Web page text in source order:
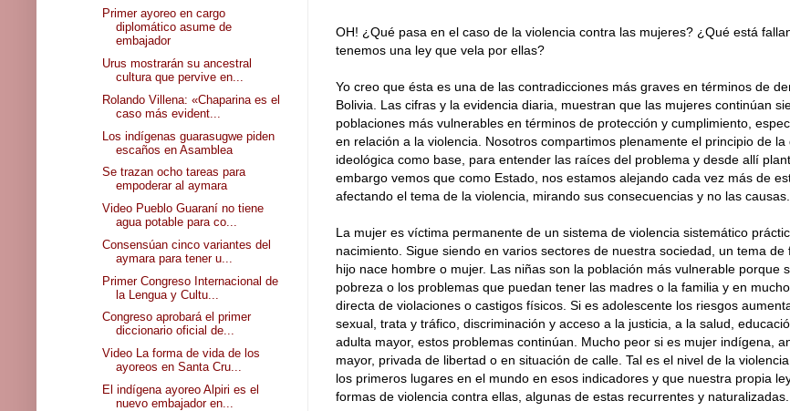
OH! ¿Qué pasa en el caso de la violencia contra las mujeres? ¿Qué está
tenemos una ley que vela por ellas?
Yo creo que ésta es una de las contradicciones más graves en términos de
Bolivia. Las cifras y la evidencia diaria, muestran que las mujeres continúan
poblaciones más vulnerables en términos de protección y cumplimiento,
en relación a la violencia. Nosotros compartimos plenamente el principio de la
ideológica como base, para entender las raíces del problema y desde allí
embargo vemos que como Estado, nos estamos alejando cada vez más de
afectando el tema de la violencia, mirando sus consecuencias y no las causas.
La mujer es víctima permanente de un sistema de violencia sistemático
nacimiento. Sigue siendo en varios sectores de nuestra sociedad, un tema de
hijo nace hombre o mujer. Las niñas son la población más vulnerable porque
pobreza o los problemas que puedan tener las madres o la familia y en
directa de violaciones o castigos físicos. Si es adolescente los riesgos
sexual, trata y tráfico, discriminación y acceso a la justicia, a la salud,
adulta mayor, estos problemas continúan. Mucho peor si es mujer indígena,
mayor, privada de libertad o en situación de calle. Tal es el nivel de la
los primeros lugares en el mundo en esos indicadores y que nuestra propia
formas de violencia contra ellas, algunas de estas recurrentes y naturalizadas.
Primer ayoreo en cargo
diplomático asume de
embajador
Urus mostrarán su ancestral
cultura que pervive en...
Rolando Villena: «Chaparina es el
caso más evident...
Los indígenas guarasugwe piden
escaños en Asamblea
Se trazan ocho tareas para
empoderar al aymara
Video Pueblo Guaraní no tiene
agua potable para co...
Consensúan cinco variantes del
aymara para tener u...
Primer Congreso Internacional de
la Lengua y Cultu...
Congreso aprobará el primer
diccionario oficial de...
Video La forma de vida de los
ayoreos en Santa Cru...
El indígena ayoreo Alpiri es el
nuevo embajador en...